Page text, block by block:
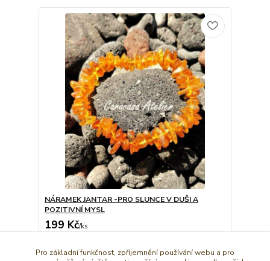
NÁRAMEK JANTAR -PRO SLUNCE V DUŠI A
POZITIVNÍ MYSL
199 Kč/ks
Pro základní funkčnost, zpříjemnění používání webu a pro